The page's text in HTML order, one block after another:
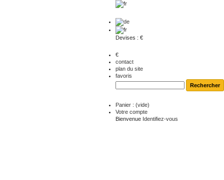
Devises : €
€
contact
plan du site
favoris
Panier : (vide)
Votre compte
Bienvenue Identifiez-vous